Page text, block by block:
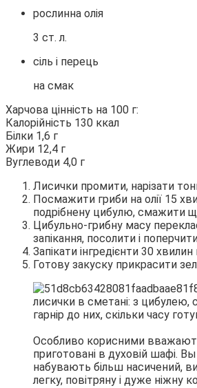
рослинна олія
3 ст. л.
сіль і перець
на смак
Харчова цінність на 100 г:
Калорійність 130 ккал
Білки 1,6 г
Жири 12,4 г
Вуглеводи 4,0 г
Лисички промити, нарізати
Посмажити гриби на олії 15
подрібнену цибулю, смажити
Цибульно-грибну масу
запікання, посолити і
Запікати інгредієнти 30
Готову закуску прикрасити
Особливо корисними
приготовані в духовій шафі.
набувають більш насичений,
легку, повітряну і дуже ніжну